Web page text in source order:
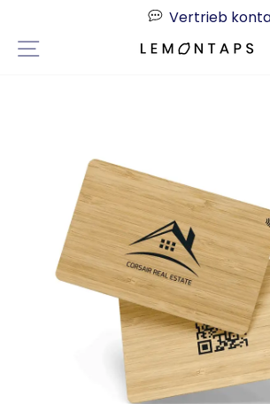
Inhalt
Vertrieb
Seitennavigation